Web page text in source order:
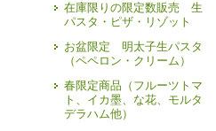
在庫限りの限定数販売 生
パスタ・ピザ・リゾット
お盆限定 明太子生パスタ
（ペペロン・クリーム）
春限定商品（フルーツトマ
ト、イカ墨、な花、モルタ
デラハム他）